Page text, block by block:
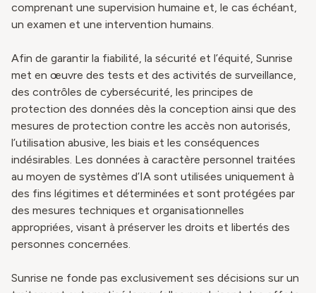
comprenant une supervision humaine et, le cas échéant,
un examen et une intervention humains.
Afin de garantir la fiabilité, la sécurité et l’équité, Sunrise
met en œuvre des tests et des activités de surveillance,
des contrôles de cybersécurité, les principes de
protection des données dès la conception ainsi que des
mesures de protection contre les accès non autorisés,
l’utilisation abusive, les biais et les conséquences
indésirables. Les données à caractère personnel traitées
au moyen de systèmes d’IA sont utilisées uniquement à
des fins légitimes et déterminées et sont protégées par
des mesures techniques et organisationnelles
appropriées, visant à préserver les droits et libertés des
personnes concernées.
Sunrise ne fonde pas exclusivement ses décisions sur un